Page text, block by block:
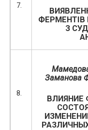
7.
ФЕРМЕНТІВ
З
8.
Заманова
ВЛИЯНИЕ